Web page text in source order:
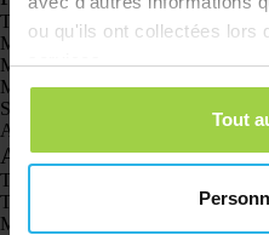
ou qu'ils ont collectées lors
Tout
Traceur GPS Spotter X10
Montre GPS Spotter Senior
Montre GPS Spotter Explorer
Montre GPS Spotter pour enfants
Spotter CatX
Animal Spotter
Applications
Traceurs GPS
Traceur GPS pour enfants
Montres GPS pour enfants